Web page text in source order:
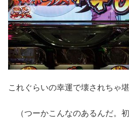
これぐらいの幸運で壊されちゃ
（つーかこんなのあるんだ。初